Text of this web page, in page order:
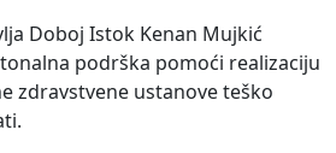
Doboj Istok Kenan Mujkić
podrška pomoći realizaciju
zdravstvene ustanove teško